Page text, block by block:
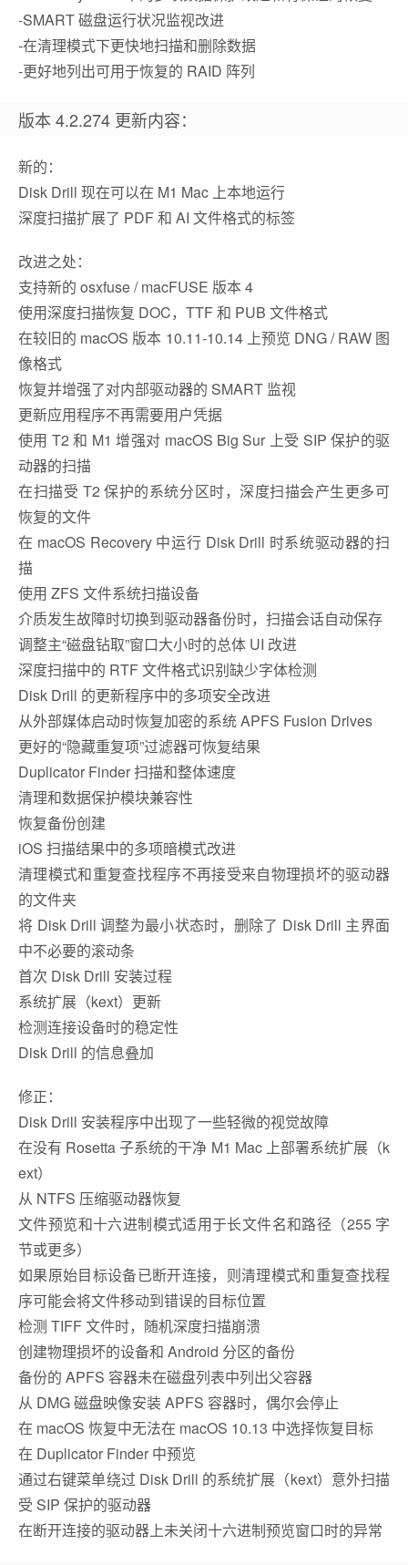
-SMART 磁盘运行状况监视改进
-在清理模式下更快地扫描和删除数据
-更好地列出可用于恢复的 RAID 阵列
版本 4.2.274 更新内容：
新的：
Disk Drill 现在可以在 M1 Mac 上本地运行
深度扫描扩展了 PDF 和 AI 文件格式的标签
改进之处：
支持新的 osxfuse / macFUSE 版本 4
使用深度扫描恢复 DOC，TTF 和 PUB 文件格式
在较旧的 macOS 版本 10.11-10.14 上预览 DNG / RAW 图
像格式
恢复并增强了对内部驱动器的 SMART 监视
更新应用程序不再需要用户凭据
使用 T2 和 M1 增强对 macOS Big Sur 上受 SIP 保护的驱
动器的扫描
在扫描受 T2 保护的系统分区时，深度扫描会产生更多可
恢复的文件
在 macOS Recovery 中运行 Disk Drill 时系统驱动器的扫
描
使用 ZFS 文件系统扫描设备
介质发生故障时切换到驱动器备份时，扫描会话自动保存
调整主“磁盘钻取”窗口大小时的总体 UI 改进
深度扫描中的 RTF 文件格式识别缺少字体检测
Disk Drill 的更新程序中的多项安全改进
从外部媒体启动时恢复加密的系统 APFS Fusion Drives
更好的“隐藏重复项”过滤器可恢复结果
Duplicator Finder 扫描和整体速度
清理和数据保护模块兼容性
恢复备份创建
iOS 扫描结果中的多项暗模式改进
清理模式和重复查找程序不再接受来自物理损坏的驱动器
的文件夹
将 Disk Drill 调整为最小状态时，删除了 Disk Drill 主界面
中不必要的滚动条
首次 Disk Drill 安装过程
系统扩展（kext）更新
检测连接设备时的稳定性
Disk Drill 的信息叠加
修正：
Disk Drill 安装程序中出现了一些轻微的视觉故障
在没有 Rosetta 子系统的干净 M1 Mac 上部署系统扩展（k
ext）
从 NTFS 压缩驱动器恢复
文件预览和十六进制模式适用于长文件名和路径（255 字
节或更多）
如果原始目标设备已断开连接，则清理模式和重复查找程
序可能会将文件移动到错误的目标位置
检测 TIFF 文件时，随机深度扫描崩溃
创建物理损坏的设备和 Android 分区的备份
备份的 APFS 容器未在磁盘列表中列出父容器
从 DMG 磁盘映像安装 APFS 容器时，偶尔会停止
在 macOS 恢复中无法在 macOS 10.13 中选择恢复目标
在 Duplicator Finder 中预览
通过右键菜单绕过 Disk Drill 的系统扩展（kext）意外扫描
受 SIP 保护的驱动器
在断开连接的驱动器上未关闭十六进制预览窗口时的异常